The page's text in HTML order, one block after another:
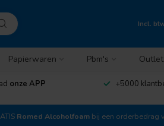
Incl.
Papierwaren Pbm's Outlet
onze APP +5000
Romed Alcoholfoam bij een orderbedrag